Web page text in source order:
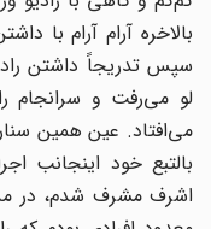
بالاخره آرام آرام با
سپس تدریجاً داشتن
لو می‌رفت و سرانجام
می‌افتاد. عین همین
بالتبع خود اینجانب
اشرف مشرف شدم، در